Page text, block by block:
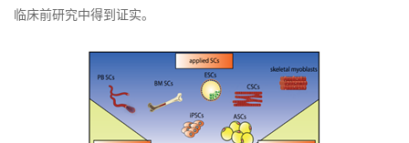
临床前研究中得到证实。